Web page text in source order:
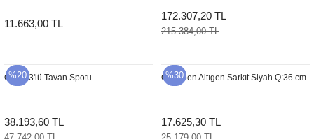
11.663,00 TL
172.307,20 TL
215.384,00 TL
%20
Orsay 3'lü Tavan Spotu
38.193,60 TL
%30
Chanpen Altıgen Sarkıt Siyah Q:36 cm
17.625,30 TL